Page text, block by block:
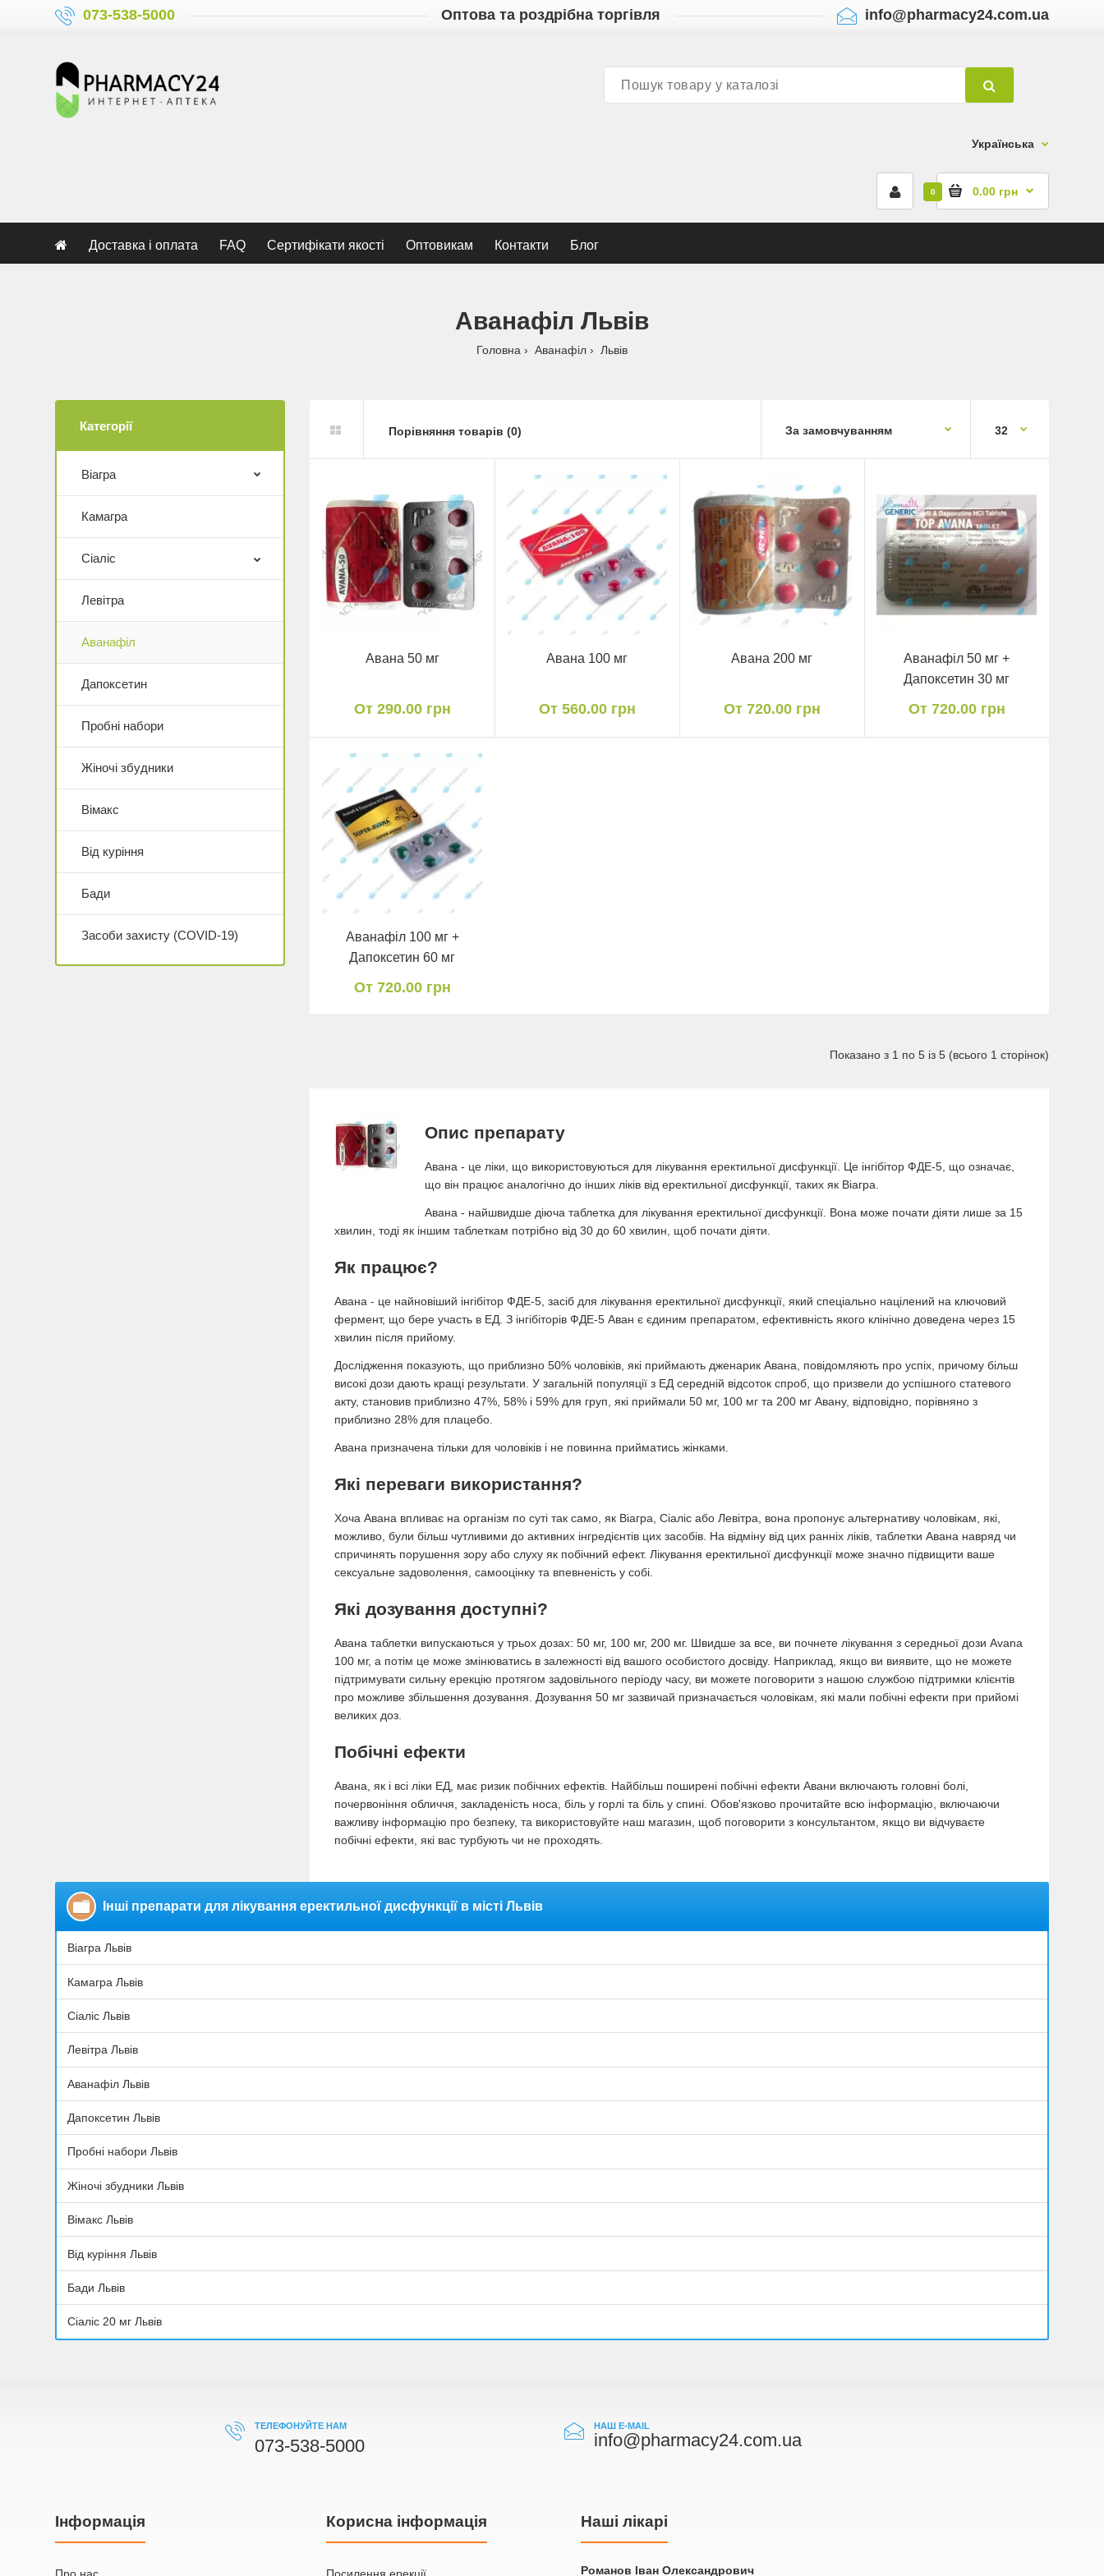
073-538-5000 Оптова та роздрібна торгівля info@pharmacy24.com.ua
Українська
0 0.00 грн
Доставка і оплата FAQ Сертифікати якості Оптовикам Контакти Блог
Аванафіл Львів
Головна Аванафіл Львів
Категорії
Віагра
Камагра
Сіаліс
Левітра
Аванафіл
Дапоксетин
Пробні набори
Жіночі збудники
Вімакс
Від куріння
Бади
Засоби захисту (COVID-19)
Порівняння товарів (0)
Авана 50 мг
От 290.00 грн
Авана 100 мг
От 560.00 грн
Авана 200 мг
От 720.00 грн
Аванафіл 50 мг +
Дапоксетин 30 мг
От 720.00 грн
Аванафіл 100 мг +
Дапоксетин 60 мг
От 720.00 грн
Показано з 1 по 5 із 5 (всього 1 сторінок)
Опис препарату
Авана - це ліки, що використовуються для лікування еректильної дисфункції. Це інгібітор ФДЕ-5, що означає,
що він працює аналогічно до інших ліків від еректильної дисфункції, таких як Віагра.
Авана - найшвидше діюча таблетка для лікування еректильної дисфункції. Вона може почати діяти лише за 15
хвилин, тоді як іншим таблеткам потрібно від 30 до 60 хвилин, щоб почати діяти.
Як працює?
Авана - це найновіший інгібітор ФДЕ-5, засіб для лікування еректильної дисфункції, який спеціально націлений на ключовий
фермент, що бере участь в ЕД. З інгібіторів ФДЕ-5 Аван є єдиним препаратом, ефективність якого клінічно доведена через 15
хвилин після прийому.
Дослідження показують, що приблизно 50% чоловіків, які приймають дженарик Авана, повідомляють про успіх, причому більш
високі дози дають кращі результати. У загальній популяції з ЕД середній відсоток спроб, що призвели до успішного статевого
акту, становив приблизно 47%, 58% і 59% для груп, які приймали 50 мг, 100 мг та 200 мг Авану, відповідно, порівняно з
приблизно 28% для плацебо.
Авана призначена тільки для чоловіків і не повинна прийматись жінками.
Які переваги використання?
Хоча Авана впливає на організм по суті так само, як Віагра, Сіаліс або Левітра, вона пропонує альтернативу чоловікам, які,
можливо, були більш чутливими до активних інгредієнтів цих засобів. На відміну від цих ранніх ліків, таблетки Авана навряд чи
спричинять порушення зору або слуху як побічний ефект. Лікування еректильної дисфункції може значно підвищити ваше
сексуальне задоволення, самооцінку та впевненість у собі.
Які дозування доступні?
Авана таблетки випускаються у трьох дозах: 50 мг, 100 мг, 200 мг. Швидше за все, ви почнете лікування з середньої дози Avana
100 мг, а потім це може змінюватись в залежності від вашого особистого досвіду. Наприклад, якщо ви виявите, що не можете
підтримувати сильну ерекцію протягом задовільного періоду часу, ви можете поговорити з нашою службою підтримки клієнтів
про можливе збільшення дозування. Дозування 50 мг зазвичай призначається чоловікам, які мали побічні ефекти при прийомі
великих доз.
Побічні ефекти
Авана, як і всі ліки ЕД, має ризик побічних ефектів. Найбільш поширені побічні ефекти Авани включають головні болі,
почервоніння обличчя, закладеність носа, біль у горлі та біль у спині. Обов'язково прочитайте всю інформацію, включаючи
важливу інформацію про безпеку, та використовуйте наш магазин, щоб поговорити з консультантом, якщо ви відчуваєте
побічні ефекти, які вас турбують чи не проходять.
Інші препарати для лікування еректильної дисфункції в місті Львів
Віагра Львів
Камагра Львів
Сіаліс Львів
Левітра Львів
Аванафіл Львів
Дапоксетин Львів
Пробні набори Львів
Жіночі збудники Львів
Вімакс Львів
Від куріння Львів
Бади Львів
Сіаліс 20 мг Львів
ТЕЛЕФОНУЙТЕ НАМ
073-538-5000
НАШ E-MAIL
info@pharmacy24.com.ua
Iнформація
Про нас
Корисна інформація
Посилення ерекції
Наші лікарі
Романов Iван Олександрович